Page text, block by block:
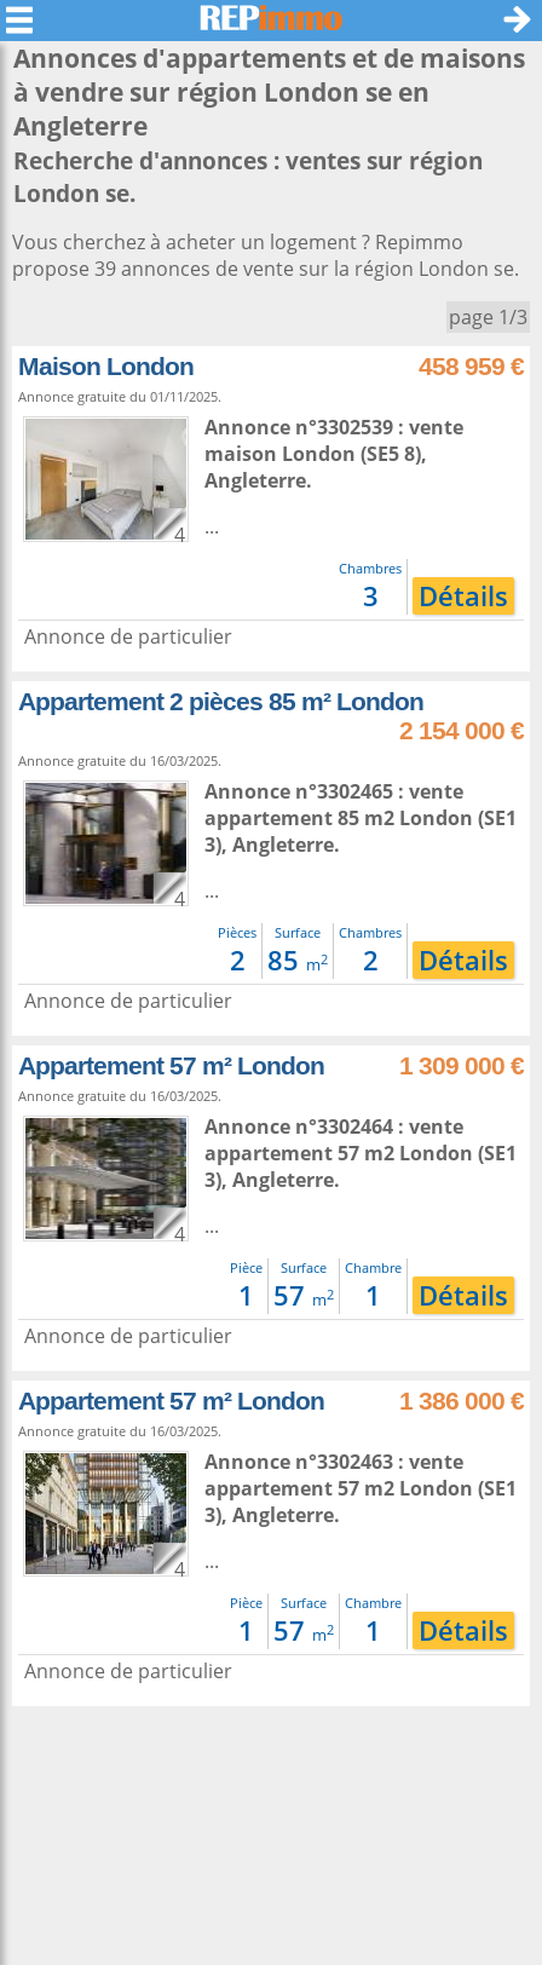
Annonces d'appartements et de maisons
à vendre sur région London se en
Angleterre
Recherche d'annonces : ventes sur région
London se.
Vous cherchez à acheter un logement ? Repimmo
propose 39 annonces de vente sur la région London se.
page 1/3
Maison London 458 959 €
Annonce gratuite du 01/11/2025.
4
Annonce n°3302539 : vente
maison London (SE5 8),
Angleterre.
...
Chambres
3 Détails
Annonce de particulier
Appartement 2 pièces 85 m² London
2 154 000 €
Annonce gratuite du 16/03/2025.
4
Annonce n°3302465 : vente
appartement 85 m2 London (SE1
3), Angleterre.
...
Pièces
2
Surface
85 m2
Chambres
2 Détails
Annonce de particulier
Appartement 57 m² London 1 309 000 €
Annonce gratuite du 16/03/2025.
4
Annonce n°3302464 : vente
appartement 57 m2 London (SE1
3), Angleterre.
...
Pièce
1
Surface
57 m2
Chambre
1 Détails
Annonce de particulier
Appartement 57 m² London 1 386 000 €
Annonce gratuite du 16/03/2025.
4
Annonce n°3302463 : vente
appartement 57 m2 London (SE1
3), Angleterre.
...
Pièce
1
Surface
57 m2
Chambre
1 Détails
Annonce de particulier